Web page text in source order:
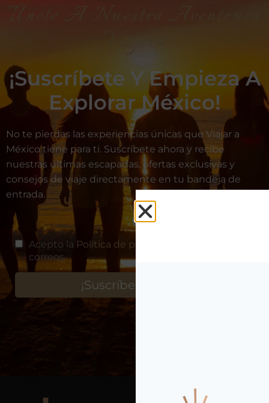
Viajera
¡Suscríbete Y Empieza A
Explorar México!
No te pierdas las experiencias únicas que Viajar a
México tiene para ti. Suscríbete ahora y recibe
nuestras últimas escapadas, ofertas exclusivas y
consejos de viaje directamente en tu bandeja de
entrada.